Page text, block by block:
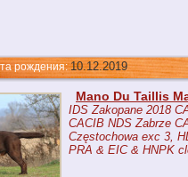
10.12.2019
Mano Du Taillis
IDS Zakopane 2018
CACIB NDS Zabrze
Częstochowa exc 3,
PRA & EIC & HNPK